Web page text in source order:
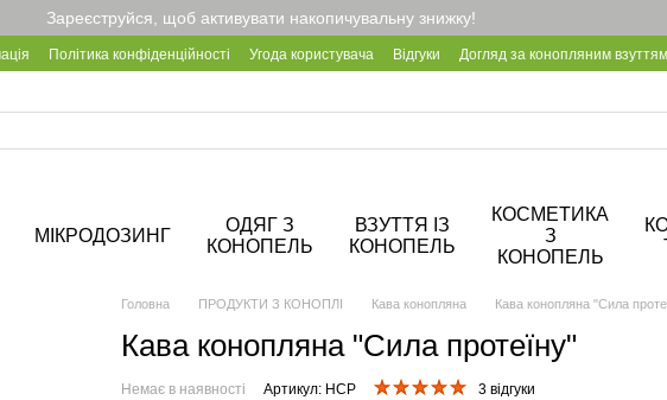
Зареєструйся, щоб активувати накопичувальну знижку!
Політика конфіденційності Угода користувача Відгуки
Догляд за конопляним взуттям
МІКРОДОЗИНГ
ОДЯГ З
КОНОПЕЛЬ
ВЗУТТЯ ІЗ
КОНОПЕЛЬ
КОСМЕТИКА
З
КОНОПЕЛЬ
Головна ПРОДУКТИ З КОНОПЛІ Кава конопляна Кава конопляна "Сила
Кава конопляна "Сила протеїну"
Немає в наявності Артикул: HCP 3 відгуки